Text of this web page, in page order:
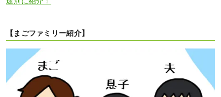
【まごファミリー紹介】